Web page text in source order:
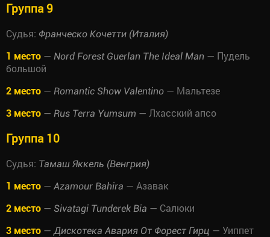
Группа 9
Судья: Франческо Кочетти (Италия)
1 место — Nord Forest Guerlan The Ideal Man — Пудель
большой
2 место — Romantic Show Valentino — Мальтезе
3 место — Rus Terra Yumsum — Лхасский апсо
Группа 10
Судья: Тамаш Яккель (Венгрия)
1 место — Azamour Bahira — Азавак
2 место — Sivatagi Tunderek Bia — Салюки
3 место — Дискотека Авария От Форест Гирц — Уиппет